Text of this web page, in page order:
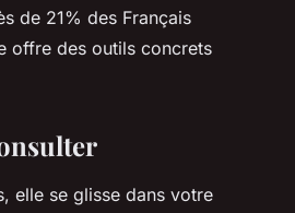
de 21% des Français
offre des outils concrets
elle se glisse dans votre